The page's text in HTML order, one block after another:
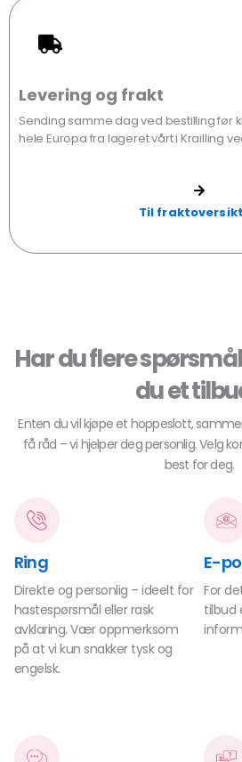
Levering og frakt
Sending samme dag ved bestilling før
hele Europa fra lageret vårt i Krailling
Til
Har du flere
du et
Enten du vil kjøpe et hoppeslott,
få råd – vi hjelper deg personlig. Velg
best for deg.
Ring
Direkte og personlig – ideelt for
hastespørsmål eller rask
avklaring. Vær oppmerksom
på at vi kun snakker tysk og
engelsk.
E-
For
tilbud